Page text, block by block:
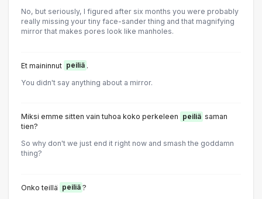
No, but seriously, I figured after six months you were probably
really missing your tiny face-sander thing and that magnifying
mirror that makes pores look like manholes.
Et maininnut peiliä .
You didn't say anything about a mirror.
Miksi emme sitten vain tuhoa koko perkeleen peiliä saman
tien?
So why don't we just end it right now and smash the goddamn
thing?
Onko teillä peiliä ?